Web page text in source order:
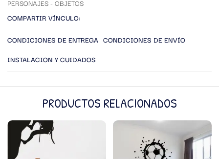
PERSONAJES - OBJETOS
COMPARTIR VÍNCULO:
CONDICIONES DE ENTREGA CONDICIONES DE ENVÍO
INSTALACION Y CUIDADOS
PRODUCTOS RELACIONADOS